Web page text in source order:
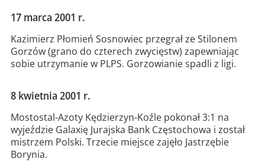
17 marca 2001 r.
Kazimierz Płomień Sosnowiec przegrał ze Stilonem
Gorzów (grano do czterech zwycięstw) zapewniając
sobie utrzymanie w PLPS. Gorzowianie spadli z ligi.
8 kwietnia 2001 r.
Mostostal-Azoty Kędzierzyn-Koźle pokonał 3:1 na
wyjeździe Galaxię Jurajska Bank Częstochowa i został
mistrzem Polski. Trzecie miejsce zajęło Jastrzębie
Borynia.